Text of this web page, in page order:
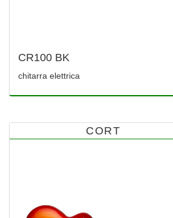
CR100 BK
chitarra elettrica
CORT